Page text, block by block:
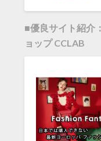
■優良サイト紹介
ョップ CCLAB